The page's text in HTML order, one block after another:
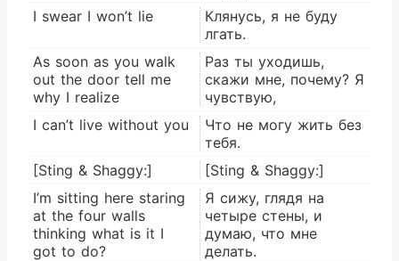
I swear I won’t lie
Клянусь, я не буду
лгать.
As soon as you walk
out the door tell me
why I realize
Раз ты уходишь,
скажи мне, почему? Я
чувствую,
I can’t live without you
Что не могу жить без
тебя.
[Sting & Shaggy:]
[Sting & Shaggy:]
I’m sitting here staring
at the four walls
thinking what is it I
got to do?
Я сижу, глядя на
четыре стены, и
думаю, что мне
делать.